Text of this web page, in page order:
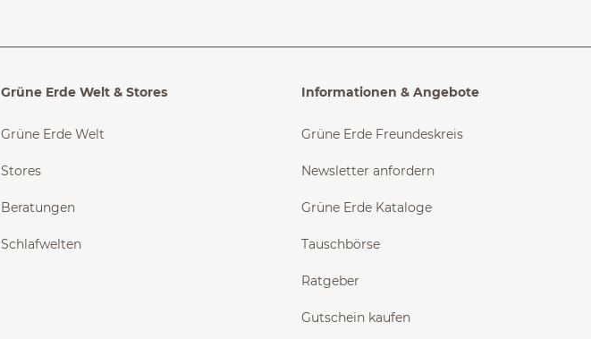
Grüne Erde Welt & Stores
Grüne Erde Welt
Stores
Beratungen
Schlafwelten
Informationen & Angebote
Grüne Erde Freundeskreis
Newsletter anfordern
Grüne Erde Kataloge
Tauschbörse
Ratgeber
Gutschein kaufen